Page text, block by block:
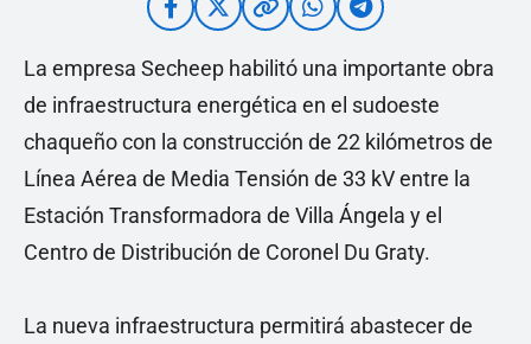
La empresa Secheep habilitó una importante obra
de infraestructura energética en el sudoeste
chaqueño con la construcción de 22 kilómetros de
Línea Aérea de Media Tensión de 33 kV entre la
Estación Transformadora de Villa Ángela y el
Centro de Distribución de Coronel Du Graty.
La nueva infraestructura permitirá abastecer de